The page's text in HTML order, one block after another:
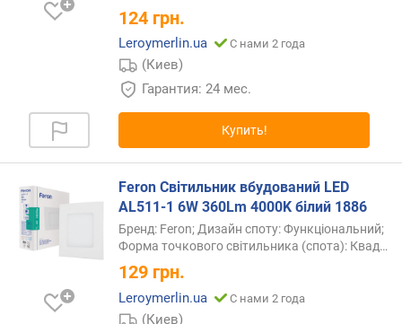
124 грн.
Leroymerlin.ua С нами 2 года
(Киев)
Гарантия: 24 мес.
Купить!
Feron Світильник вбудований LED
AL511-1 6W 360Lm 4000K білий 1886
Бренд: Feron; Дизайн споту: Функціональний;
Форма точкового світильника (спота): Квад…
129 грн.
Leroymerlin.ua С нами 2 года
(Киев)